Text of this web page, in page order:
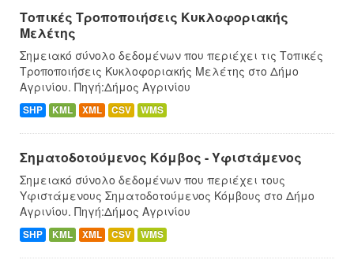
Τοπικές Τροποποιήσεις Κυκλοφοριακής
Μελέτης
Σημειακό σύνολο δεδομένων που περιέχει τις Τοπικές
Τροποποιήσεις Κυκλοφοριακής Μελέτης στο Δήμο
Αγρινίου. Πηγή:Δήμος Αγρινίου
SHP KML XML CSV WMS
Σηματοδοτούμενος Κόμβος - Υφιστάμενος
Σημειακό σύνολο δεδομένων που περιέχει τους
Υφιστάμενους Σηματοδοτούμενος Κόμβους στο Δήμο
Αγρινίου. Πηγή:Δήμος Αγρινίου
SHP KML XML CSV WMS